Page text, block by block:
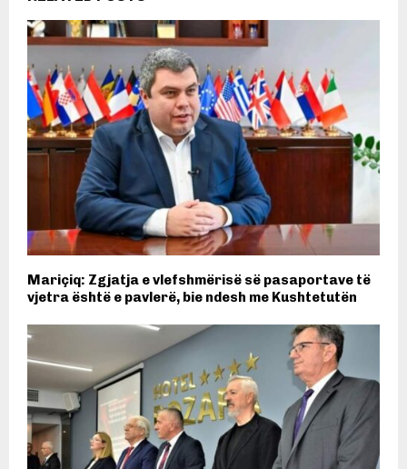
Mariçiq: Zgjatja e vlefshmërisë së pasaportave të
vjetra është e pavlerë, bie ndesh me Kushtetutën